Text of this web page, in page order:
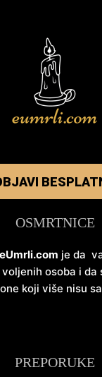
OSMRTNICE
eUmrli.com je da
osoba i da
koji više nisu
PREPORUKE